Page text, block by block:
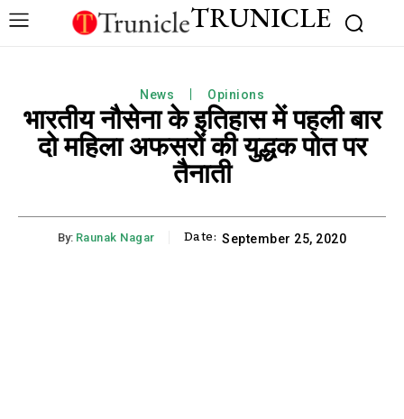
TRUNICLE
News Opinions
भारतीय नौसेना के इतिहास में पहली बार
दो महिला अफसरों की युद्धक पोत पर
तैनाती
By: Raunak Nagar Date: September 25, 2020